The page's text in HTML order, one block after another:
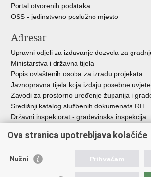
Portal otvorenih podataka
OSS - jedinstveno poslužno mjesto
Adresar
Upravni odjeli za izdavanje dozvola za
Ministarstva i državna tijela
Popis ovlaštenih osoba za izradu projekata
Javnopravna tijela koja izdaju posebne uvjete
Zavodi za prostorno uređenje županija i
Središnji katalog službenih dokumenata RH
Državni inspektorat - građevinska inspekcija
Vlada Republike Hrvatske
Ova stranica upotrebljava kolačiće
Nužni Prihvaćam